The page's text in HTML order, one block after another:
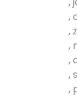
,
,
,
,
,
,